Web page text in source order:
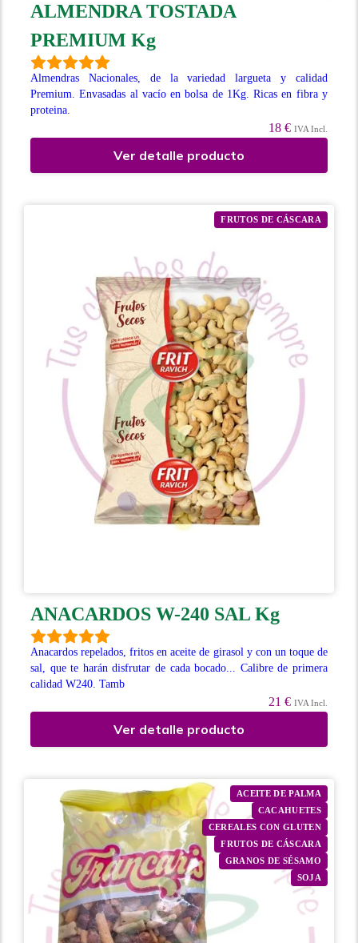
ALMENDRA TOSTADA
PREMIUM Kg
Almendras Nacionales, de la variedad largueta y calidad
Premium. Envasadas al vacío en bolsa de 1Kg. Ricas en fibra y
proteina.
18 € IVA Incl.
Ver detalle producto
FRUTOS DE CÁSCARA
ANACARDOS W-240 SAL Kg
Anacardos repelados, fritos en aceite de girasol y con un toque de
sal, que te harán disfrutar de cada bocado... Calibre de primera
calidad W240. Tamb
21 € IVA Incl.
Ver detalle producto
ACEITE DE PALMA
CACAHUETES
CEREALES CON GLUTEN
FRUTOS DE CÁSCARA
GRANOS DE SÉSAMO
SOJA